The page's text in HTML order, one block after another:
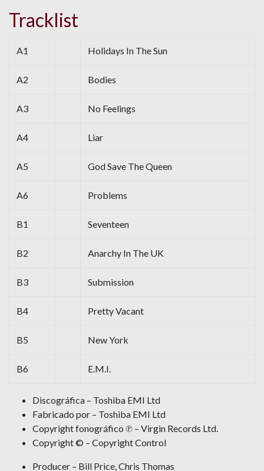
Tracklist
A1 Holidays In The Sun
A2 Bodies
A3 No Feelings
A4 Liar
A5 God Save The Queen
A6 Problems
B1 Seventeen
B2 Anarchy In The UK
B3 Submission
B4 Pretty Vacant
B5 New York
B6 E.M.I.
Discográfica – Toshiba EMI Ltd
Fabricado por – Toshiba EMI Ltd
Copyright fonográfico ℗ – Virgin Records Ltd.
Copyright © – Copyright Control
Producer – Bill Price, Chris Thomas